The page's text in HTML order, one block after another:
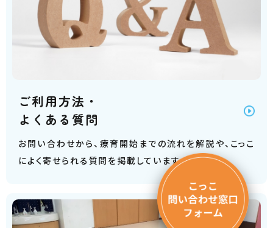
ご利用方法・
よくある質問
お問い合わせから、療育開始までの流れを解説や、こっこ
によく寄せられる質問を掲載しています。